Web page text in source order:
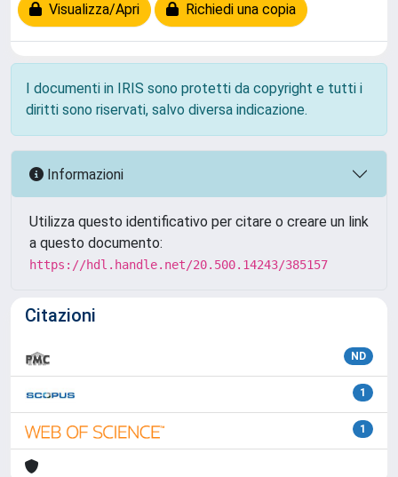
Visualizza/Apri Richiedi una copia
I documenti in IRIS sono protetti da copyright e tutti i
diritti sono riservati, salvo diversa indicazione.
Informazioni
Utilizza questo identificativo per citare o creare un link
a questo documento:
https://hdl.handle.net/20.500.14243/385157
Citazioni
ND
1
1